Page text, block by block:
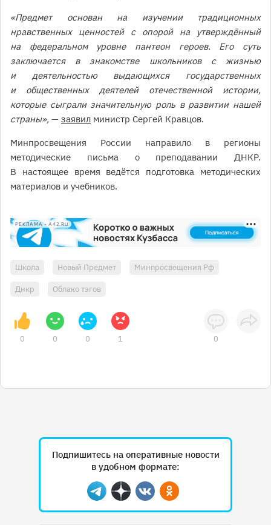
«Предмет основан на изучении традиционных
нравственных ценностей с опорой на утверждённый
на федеральном уровне пантеон героев. Его суть
заключается в знакомстве школьников с жизнью
и деятельностью выдающихся государственных
и общественных деятелей отечественной истории,
которые сыграли значительную роль в развитии нашей
страны», — заявил министр Сергей Кравцов.
Минпросвещения России направило в регионы
методические письма о преподавании ДНКР.
В настоящее время ведётся подготовка методических
материалов и учебников.
РЕКЛАМА • A42.RU
Школа Новый Предмет Минпросвещения Рф
Днкр Облако тэгов
0 0 0 1 0
Подпишитесь на оперативные новости
в удобном формате:
Telegram
ДзенВконтактеОдноклассники